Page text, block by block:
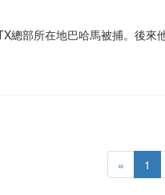
部所在地巴哈馬被捕。後來
« 1